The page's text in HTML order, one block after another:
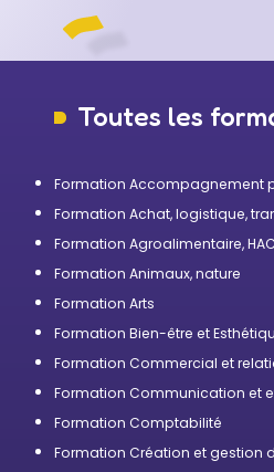
Toutes les
Formation Accompagnement
Formation Achat, logistique,
Formation Agroalimentaire,
Formation Animaux, nature
Formation Arts
Formation Bien-être et
Formation Commercial et
Formation Communication et
Formation Comptabilité
Formation Création et gestion